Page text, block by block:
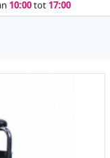
10:00tot 17:00